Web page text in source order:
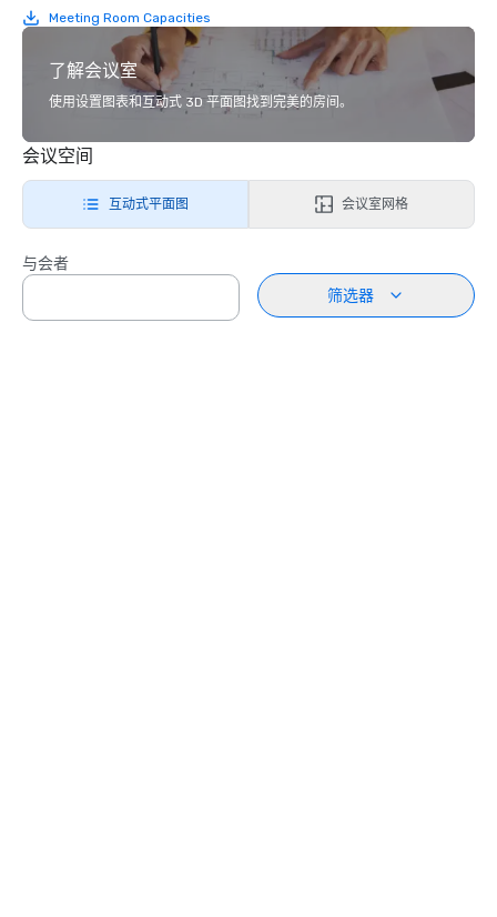
Meeting Room Capacities
了解会议室
使用设置图表和互动式 3D 平面图找到完美的房间。
会议空间
互动式平面图 会议室网格
与会者
筛选器